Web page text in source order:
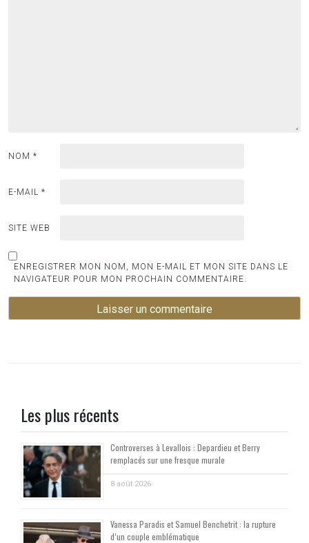
NOM *
E-MAIL *
SITE WEB
ENREGISTRER MON NOM, MON E-MAIL ET MON SITE DANS LE
NAVIGATEUR POUR MON PROCHAIN COMMENTAIRE.
Les plus récents
Controverses à Levallois : Depardieu et Berry
remplacés sur une fresque murale
8 août 2026
Vanessa Paradis et Samuel Benchetrit : la rupture
d’un couple emblématique